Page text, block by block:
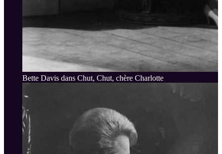
Bette Davis dans Chut, Chut, chère Charlotte